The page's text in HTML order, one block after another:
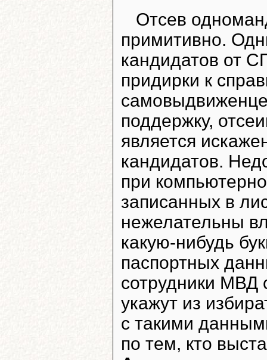
Отсев
примитивно.
кандидатов от
придирки к
поддержку,
является
кандидатов.
при
записанных в
нежелательны
какую-нибудь
паспортных
сотрудники МВД
укажут из
с такими
по тем, кто